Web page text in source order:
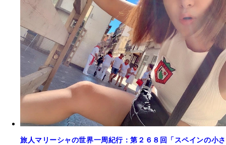
旅人マリーシャの世界一周紀行：第２６８回「スペインの小さ